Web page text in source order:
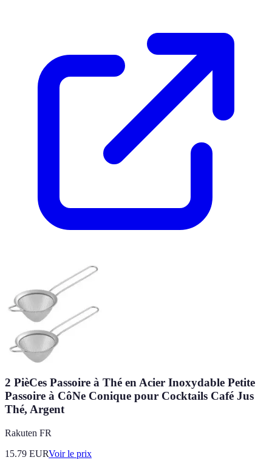
2 PièCes Passoire à Thé en Acier Inoxydable Petite
Passoire à CôNe Conique pour Cocktails Café Jus
Thé, Argent
Rakuten FR
15.79 EURVoir le prix